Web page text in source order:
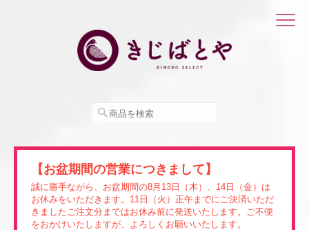
【お盆期間の営業につきまして】
誠に勝手ながら、お盆期間の8月13日（木）、14日（金）は
お休みをいただきます。11日（火）正午までにご決済いただ
きましたご注文分まではお休み前に発送いたします。ご不便
をおかけいたしますが、よろしくお願いいたします。